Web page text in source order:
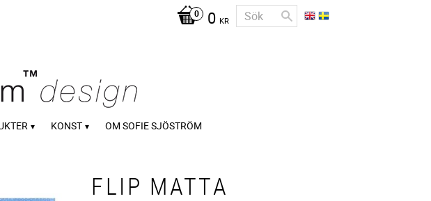
0 KR
KONST OM SOFIE SJÖSTRÖM
FLIP MATTA